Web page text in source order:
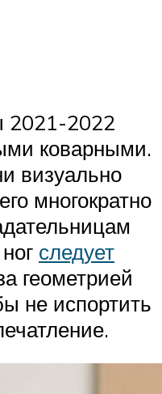
2021-2022
коварными.
визуально
многократно
следует
геометрией
не испортить